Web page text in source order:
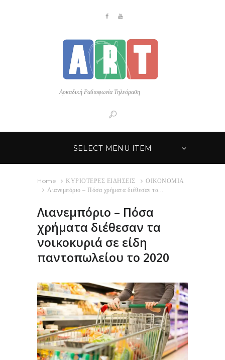
Αρκαδική Ραδιοφωνία Τηλεόραση
SELECT MENU ITEM
Home ΚΥΡΙΟΤΕΡΕΣ ΕΙΔΗΣΕΙΣ
ΟΙΚΟΝΟΜΙΑ
Λιανεμπόριο – Πόσα χρήματα διέθεσαν τα...
Λιανεμπόριο – Πόσα
χρήματα διέθεσαν τα
νοικοκυριά σε είδη
παντοπωλείου το 2020